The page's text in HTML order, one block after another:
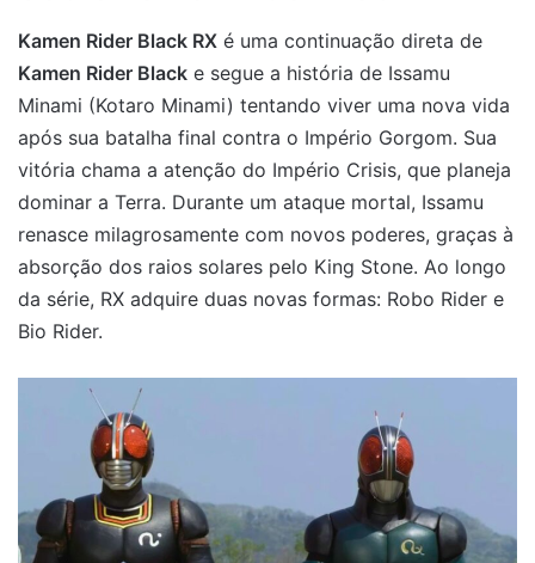
Kamen Rider Black RX é uma continuação direta de
Kamen Rider Black e segue a história de Issamu
Minami (Kotaro Minami) tentando viver uma nova vida
após sua batalha final contra o Império Gorgom. Sua
vitória chama a atenção do Império Crisis, que planeja
dominar a Terra. Durante um ataque mortal, Issamu
renasce milagrosamente com novos poderes, graças à
absorção dos raios solares pelo King Stone. Ao longo
da série, RX adquire duas novas formas: Robo Rider e
Bio Rider.